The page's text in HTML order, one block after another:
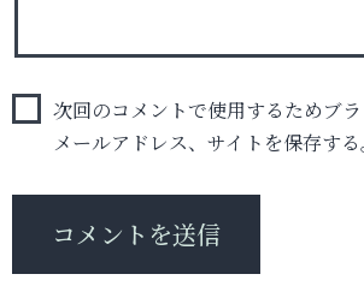
次回のコメントで使用するためブ
メールアドレス、サイトを保存する